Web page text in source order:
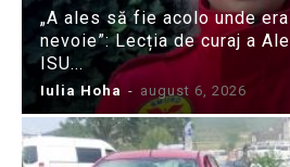
„A ales să fie acolo unde
nevoie”: Lecția de curaj a
ISU...
Iulia Hoha - august 6, 2026